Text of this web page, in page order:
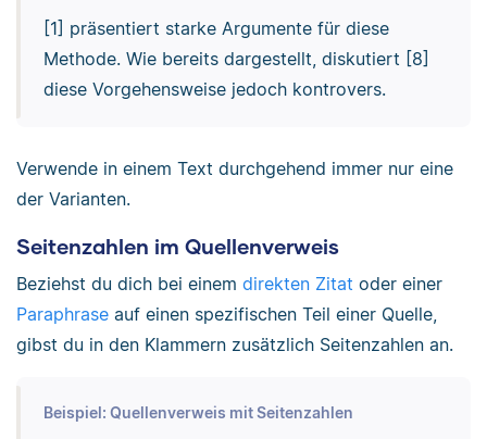
[1] präsentiert starke Argumente für diese
Methode. Wie bereits dargestellt, diskutiert [8]
diese Vorgehensweise jedoch kontrovers.
Verwende in einem Text durchgehend immer nur eine
der Varianten.
Seitenzahlen im Quellenverweis
Beziehst du dich bei einem direkten Zitat oder einer
Paraphrase auf einen spezifischen Teil einer Quelle,
gibst du in den Klammern zusätzlich Seitenzahlen an.
Beispiel: Quellenverweis mit Seitenzahlen